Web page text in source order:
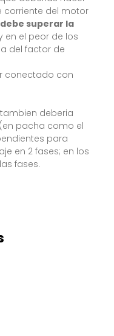
corriente del motor
superar la
en el peor de los
del factor de
conectado con
deberia
pacha como el
para
en 2 fases; en los
fases.